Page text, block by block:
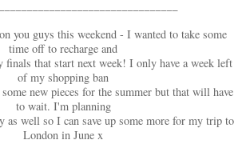
you guys this weekend - I wanted to take some
time off to recharge and
finals that start next week! I only have a week left
of my shopping ban
new pieces for the summer but that will have
to wait. I'm planning
as well so I can save up some more for my trip to
London in June x